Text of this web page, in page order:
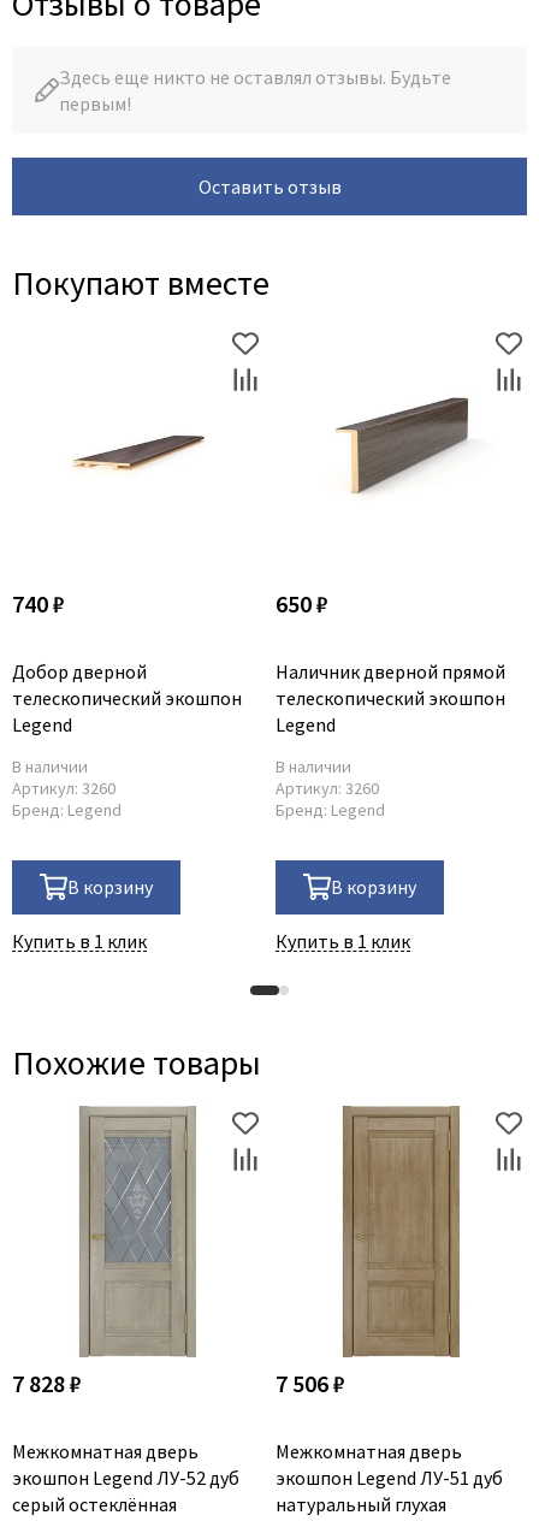
Здесь еще никто не оставлял отзывы. Будьте
первым!
Оставить отзыв
Покупают вместе
740 ₽
Добор дверной
телескопический экошпон
Legend
В наличии
Артикул: 3260
Бренд: Legend
В корзину
Купить в 1 клик
650 ₽
Наличник дверной прямой
телескопический экошпон
Legend
В наличии
Артикул: 3260
Бренд: Legend
В корзину
Купить в 1 клик
Похожие товары
7 828 ₽
Межкомнатная дверь
экошпон Legend ЛУ-52 дуб
серый остеклённая
7 506 ₽
Межкомнатная дверь
экошпон Legend ЛУ-51 дуб
натуральный глухая